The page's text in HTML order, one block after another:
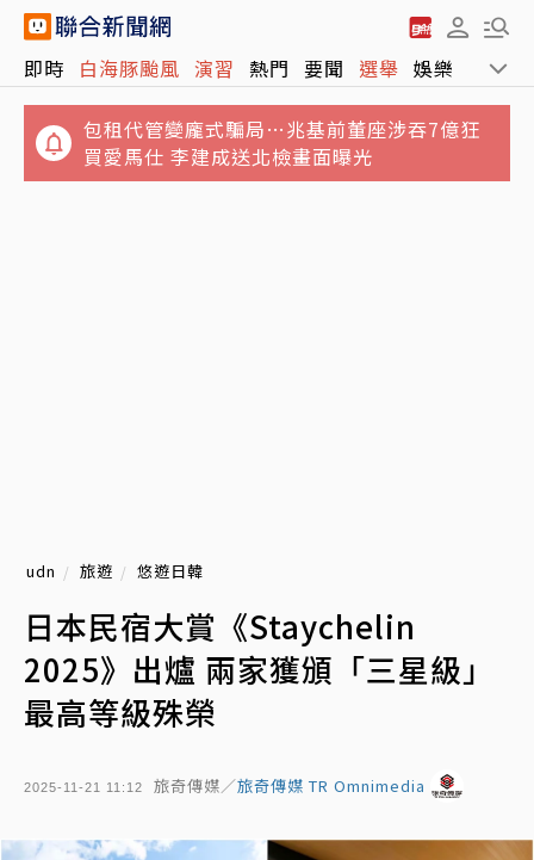
即時 白海豚颱風 演習 熱門 要聞 選舉 娛樂 運動
政院最新回應
包租代管變龐式騙局…兆基前董座涉吞7億狂
買愛馬仕 李建成送北檢畫面曝光
udn 旅遊 悠遊日韓
日本民宿大賞《Staychelin
2025》出爐 兩家獲頒「三星級」
最高等級殊榮
2025-11-21 11:12 旅奇傳媒／旅奇傳媒 TR Omnimedia